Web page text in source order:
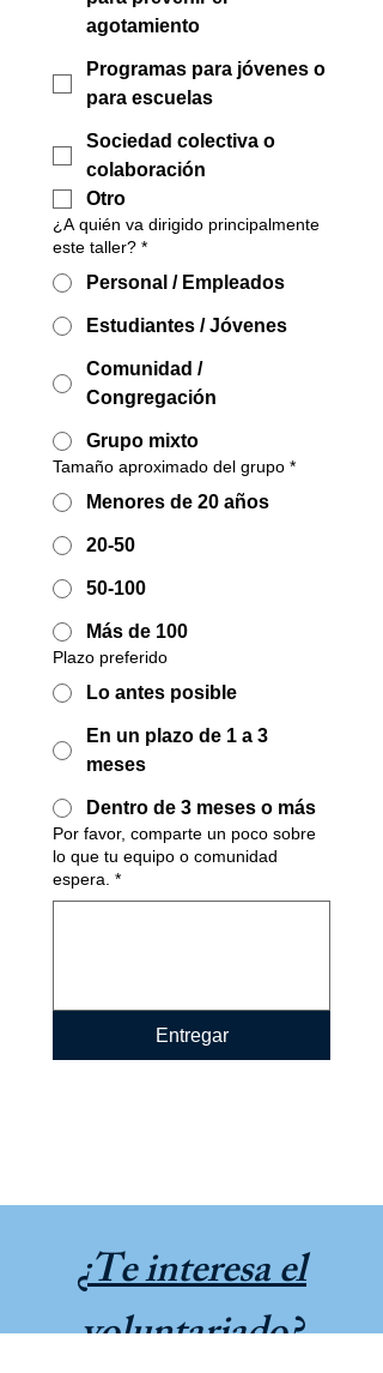
agotamiento
Programas para jóvenes o
para escuelas
Sociedad colectiva o
colaboración
Otro
¿A quién va dirigido principalmente
este taller? *
Personal / Empleados
Estudiantes / Jóvenes
Comunidad /
Congregación
Grupo mixto
Tamaño aproximado del grupo *
Menores de 20 años
20-50
50-100
Más de 100
Plazo preferido
Lo antes posible
En un plazo de 1 a 3
meses
Dentro de 3 meses o más
Por favor, comparte un poco sobre
lo que tu equipo o comunidad
espera. *
Entregar
¿Te interesa el
voluntariado?